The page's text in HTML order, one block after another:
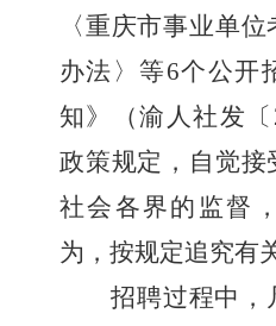
〈重庆市事业单
办法〉等6个公开
知》（渝人社发〔
政策规定，自觉接
社会各界的监督
为，按规定追究有
招聘过程中，